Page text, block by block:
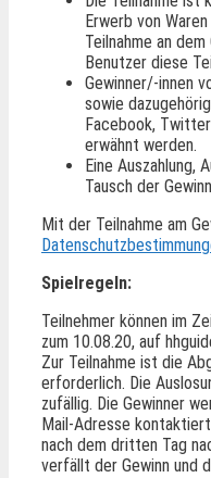
Erwerb von
Teilnahme an
Benutzer diese
Gewinner/-innen
sowie
Facebook,
erwähnt werden.
Eine Auszahlung,
Tausch der
Mit der Teilnahme am
Spielregeln:
Teilnehmer können im
zum 10.08.20, auf
Zur Teilnahme ist die
erforderlich. Die
zufällig. Die Gewinner
Mail-Adresse
nach dem dritten Tag
verfällt der Gewinn und